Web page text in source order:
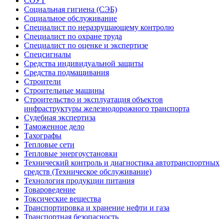
Социальная гигиена (СЭБ)
Социальное обслуживание
Специалист по неразрушающему контролю
Специалист по охране труда
Специалист по оценке и экспертизе
Спецсигналы
Средства индивидуальной защиты
Средства подмащивания
Строители
Строительные машины
Строительство и эксплуатация объектов
инфраструктуры железнодорожного транспорта
Судебная экспертиза
Таможенное дело
Тахографы
Тепловые сети
Тепловые энергоустановки
Технический контроль и диагностика автотранспортных
средств (Техническое обслуживание)
Технология продукции питания
Товароведение
Токсические вещества
Транспортировка и хранение нефти и газа
Транспортная безопасность